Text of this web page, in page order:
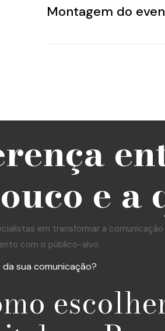
Montagem do
e a
em transformar a
com o público-alvo.
sua comunicação?